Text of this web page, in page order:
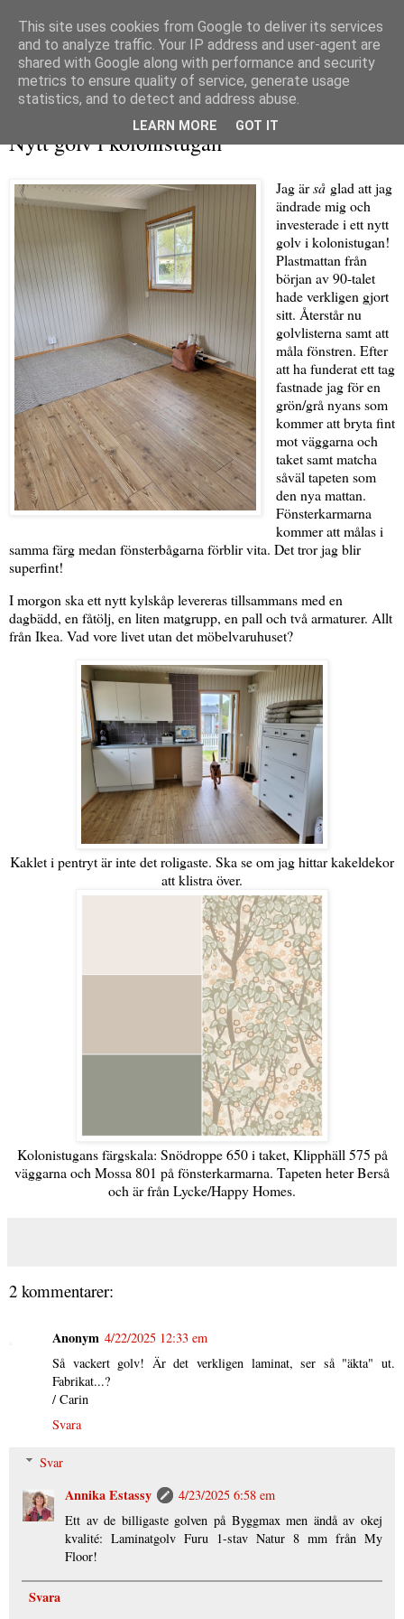
Nytt golv i kolonistugan
Jag ärsåglad att jag
ändrade mig och
investerade i ett nytt
golv i kolonistugan!
Plastmattan från
början av 90-talet
hade verkligen gjort
sitt. Återstår nu
golvlisterna samt att
måla fönstren. Efter
att ha funderat ett tag
fastnade jag för en
grön/grå nyans som
kommer att bryta fint
mot väggarna och
taket samt matcha
såväl tapeten som
den nya mattan.
Fönsterkarmarna
kommer att målas i
samma färg medan fönsterbågarna förblir vita. Det tror jag blir
superfint!
I morgon ska ett nytt kylskåp levereras tillsammans med en
dagbädd, en fåtölj, en liten matgrupp, en pall och två armaturer. Allt
från Ikea. Vad vore livet utan det möbelvaruhuset?
Kaklet i pentryt är inte det roligaste. Ska se om jag hittar kakeldekor
att klistra över.
Kolonistugans färgskala: Snödroppe 650 i taket, Klipphäll 575 på
väggarna och Mossa 801 på fönsterkarmarna. Tapeten heter Berså
och är från Lycke/Happy Homes.
2 kommentarer:
Anonym 4/22/2025 12:33 em
Så vackert golv! Är det verkligen laminat, ser så "äkta" ut.
Fabrikat...?
/ Carin
Svara
Svar
Annika Estassy
4/23/2025 6:58 em
Ett av de billigaste golven på Byggmax men ändå av okej
kvalité: Laminatgolv Furu 1-stav Natur 8 mm från My
Floor!
Svara
This site uses cookies from Google to deliver its services
and to analyze traffic. Your IP address and user-agent are
shared with Google along with performance and security
metrics to ensure quality of service, generate usage
statistics, and to detect and address abuse.
LEARN MORE GOT IT